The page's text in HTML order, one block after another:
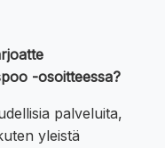
-osoitteessa?
palveluita,
yleistä